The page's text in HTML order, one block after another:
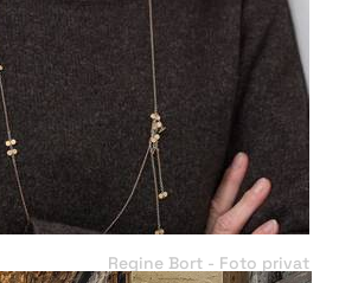
Regine Bort - Foto privat